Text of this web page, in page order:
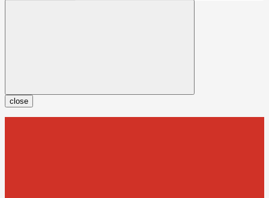
close